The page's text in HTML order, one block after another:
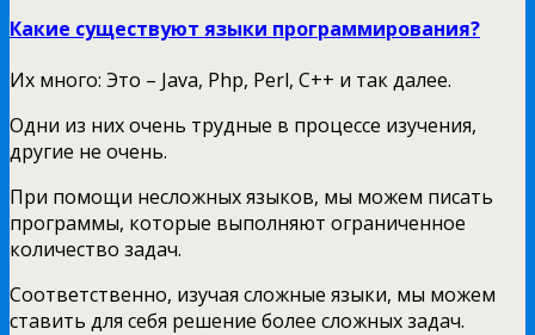
Какие существуют языки программирования?
Их много: Это – Java, Php, Perl, C++ и так далее.
Одни из них очень трудные в процессе изучения,
другие не очень.
При помощи несложных языков, мы можем писать
программы, которые выполняют ограниченное
количество задач.
Соответственно, изучая сложные языки, мы можем
ставить для себя решение более сложных задач.